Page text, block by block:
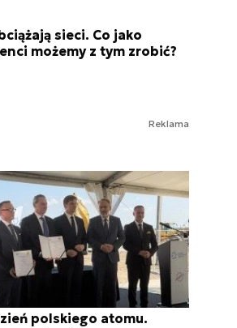
sieci. Co jako
możemy z tym zrobić?
Reklama
polskiego atomu.